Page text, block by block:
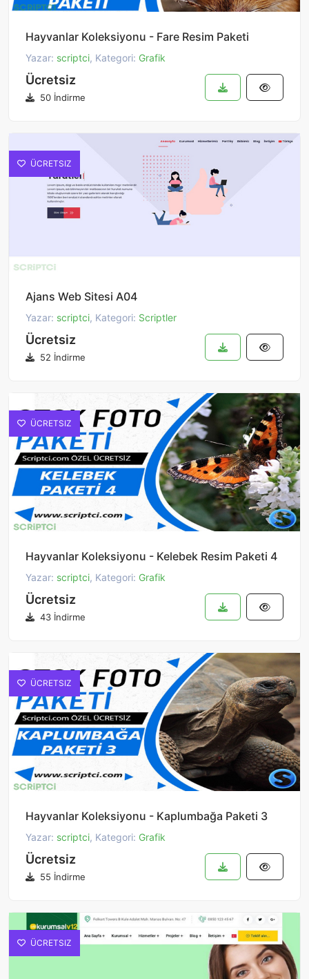
Hayvanlar Koleksiyonu - Fare Resim Paketi
Yazar: scriptci, Kategori: Grafik
Ücretsiz
50 İndirme
ÜCRETSIZ
Ajans Web Sitesi A04
Yazar: scriptci, Kategori: Scriptler
Ücretsiz
52 İndirme
ÜCRETSIZ
Hayvanlar Koleksiyonu - Kelebek Resim Paketi 4
Yazar: scriptci, Kategori: Grafik
Ücretsiz
43 İndirme
ÜCRETSIZ
Hayvanlar Koleksiyonu - Kaplumbağa Paketi 3
Yazar: scriptci, Kategori: Grafik
Ücretsiz
55 İndirme
ÜCRETSIZ